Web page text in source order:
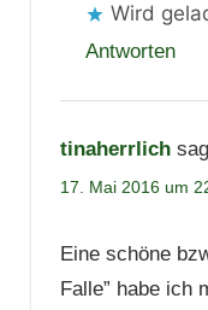
Wird
Antworten
tinaherrlich
17. Mai 2016 um
Eine schöne
Falle” habe ich